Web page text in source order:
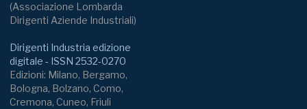
(Associazione Lombarda
Dirigenti Aziende Industriali)
Dirigenti Industria edizione
digitale - ISSN 2532-0270
Edizioni: Milano, Bergamo,
Bologna, Bolzano, Como,
Cremona, Cuneo, Friuli